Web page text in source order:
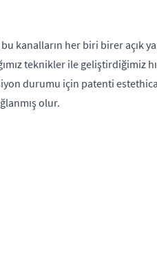
kanalların her biri birer açık
teknikler ile geliştirdiğimiz
durumu için patenti
olur.